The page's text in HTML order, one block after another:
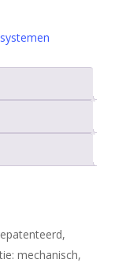
mechanisch,